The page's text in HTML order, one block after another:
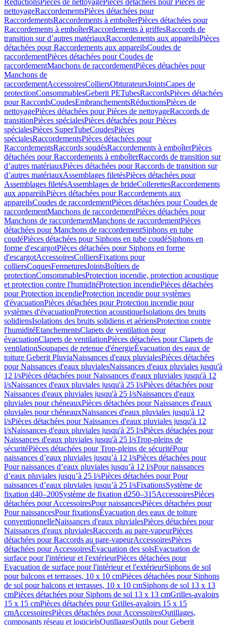
RéductionsPièces de nettoyagePièces détachées pour Pièces de
nettoyageRaccordementsPièces détachées pour
RaccordementsRaccordements à emboîterPièces détachées pour
Raccordements à emboîterRaccordements à griffesRaccords de
transition sur d’autres matériauxRaccordements aux appareilsPièces
détachées pour Raccordements aux appareilsCoudes de
raccordementPièces détachées pour Coudes de
raccordementManchons de raccordementPièces détachées pour
Manchons de
raccordementAccessoiresColliersObturateursJointsCapes de
protectionConsommablesGeberit PETubesRaccordsPièces détachées
pour RaccordsCoudesEmbranchementsRéductionsPièces de
nettoyagePièces détachées pour Pièces de nettoyageRaccords de
transitionPièces spécialesPièces détachées pour Pièces
spécialesPièces SuperTubeCoudesPièces
spécialesRaccordementsPièces détachées pour
RaccordementsRaccords soudésRaccordements à emboîterPièces
détachées pour Raccordements à emboîterRaccords de transition sur
d’autres matériauxPièces détachées pour Raccords de transition sur
d’autres matériauxAssemblages filetésPièces détachées pour
Assemblages filetésAssemblages de brideCollerettesRaccordements
aux appareilsPièces détachées pour Raccordements aux
appareilsCoudes de raccordementPièces détachées pour Coudes de
raccordementManchons de raccordementPièces détachées pour
Manchons de raccordementManchons de raccordementPièces
détachées pour Manchons de raccordementSiphons en tube
coudéPièces détachées pour Siphons en tube coudéSiphons en
forme d'escargotPièces détachées pour Siphons en forme
d'escargotAccessoiresColliersFixations pour
colliersCoquesFermeturesJointsBoîtiers de
protectionConsommablesProtection incendie, protection acoustique
et protection contre l'humiditéProtection incendiePièces détachées
pour Protection incendieProtection incendie pour systèmes
d'évacuationPièces détachées pour Protection incendie pour
systèmes d'évacuationProtection acoustiqueIsolations des bruits
solidiensIsolations des bruits solidiens et aériensProtection contre
l'humiditéEtanchementsClapets de ventilation pour
évacuationClapets de ventilationPièces détachées pour Clapets de
ventilationSoupapes de retenue d'énergieÉvacuation des eaux de
toiture Geberit PluviaNaissances d'eaux pluvialesPièces détachées
pour Naissances d'eaux pluvialesNaissances d'eaux pluviales jusqu'à
12 l/sPièces détachées pour Naissances d'eaux pluviales jusqu'à 12
l/sNaissances d'eaux pluviales jusqu'à 25 l/sPièces détachées pour
Naissances d'eaux pluviales jusqu'à 25 l/sNaissances d'eaux
pluviales pour chéneauxPièces détachées pour Naissances d'eaux
pluviales pour chéneauxNaissances d'eaux pluviales jusqu'à 12
l/sPièces détachées pour Naissances d'eaux pluviales jusqu'à 12
l/sNaissances d'eaux pluviales jusqu'à 25 l/sPièces détachées pour
Naissances d'eaux pluviales jusqu'à 25 l/sTrop-pleins de
sécuritéPièces détachées pour Trop-pleins de sécuritéPour
naissances d’eaux pluviales jusqu’à 12 l/sPièces détachées pour
Pour naissances d’eaux pluviales jusqu’à 12 l/sPour naissances
d’eaux pluviales jusqu’à 25 l/sPièces détachées pour Pour
naissances d’eaux pluviales jusqu’à 25 l/sFixationsSystème de
fixation d40–200Système de fixation d250–315AccessoiresPièces
détachées pour AccessoiresPour naissancesPièces détachées pour
Pour naissancesPour fixationsÉvacuation des eaux de toiture
conventionnelleNaissances d'eaux pluvialesPièces détachées pour
Naissances d'eaux pluvialesRaccords au pare-vapeurPièces
détachées pour Raccords au pare-vapeurAccessoiresPièces
détachées pour AccessoiresÉvacuation des solsEvacuation de
surface pour l'intérieur et l'extérieurPièces détachées pour
Evacuation de surface pour l'intérieur et l'extérieurSiphons de sol
pour balcons et terrasses, 10 x 10 cmPièces détachées pour Siphons
de sol pour balcons et terrasses, 10 x 10 cmSiphons de sol 13 x 13
cmPièces détachées pour Siphons de sol 13 x 13 cmGrilles-avaloirs
15 x 15 cmPièces détachées pour Grilles-avaloirs 15 x 15
cmAccessoiresPièces détachées pour AccessoiresOutillages,
composants réseau et logicielsOutillagesOutils pour Geberit